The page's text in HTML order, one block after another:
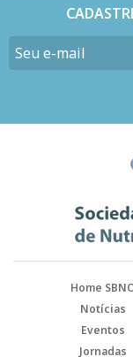
Home
Notícias
Eventos
Jornadas